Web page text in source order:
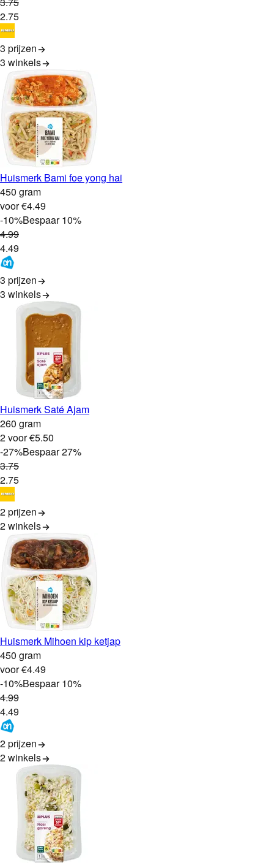
2.75
3 prijzen
3 winkels
Huismerk Bami foe yong hai
450 gram
voor €4.49
-10%Bespaar10%
4.99
4.49
3 prijzen
3 winkels
Huismerk Saté Ajam
260 gram
2 voor €5.50
-27%Bespaar27%
3.75
2.75
2 prijzen
2winkels
Huismerk Mihoen kip ketjap
450 gram
voor €4.49
-10%Bespaar10%
4.99
4.49
2 prijzen
2winkels